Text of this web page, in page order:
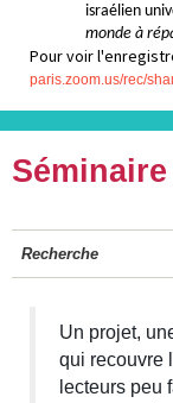
israélien
monde à
Pour voir
paris.zoom.us/rec/
Recherche
Un projet,
qui recouvre
lecteurs peu